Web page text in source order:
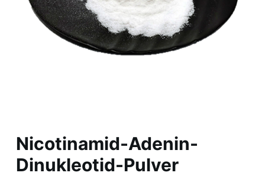
Nicotinamid-Adenin-
Dinukleotid-Pulver